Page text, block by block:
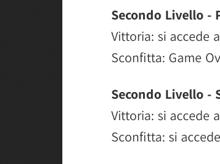
Secondo Livello -
Vittoria: si accede
Sconfitta: Game
Secondo Livello -
Vittoria: si accede
Sconfitta: si